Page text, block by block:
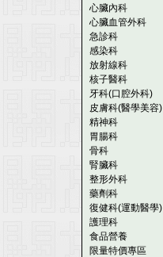
心臟內科
心臟血管外科
急診科
感染科
放射線科
核子醫科
牙科(口腔外科)
皮膚科(醫學美容)
精神科
胃腸科
骨科
腎臟科
整形外科
藥劑科
復健科(運動醫學)
護理科
食品營養
限量特價專區